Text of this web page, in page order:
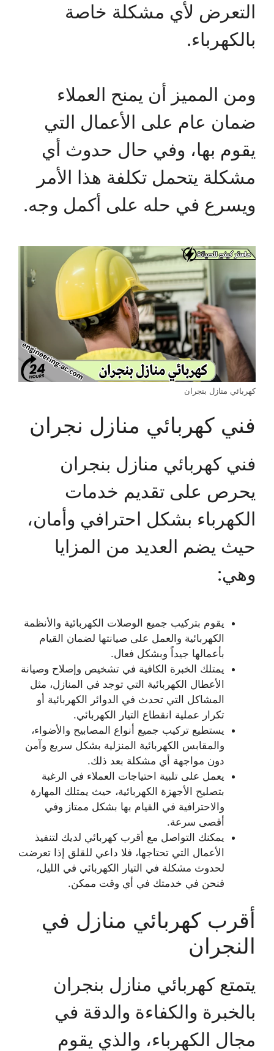
التعرض لأي مشكلة خاصة
بالكهرباء.
ومن المميز أن يمنح العملاء
ضمان عام على الأعمال التي
يقوم بها، وفي حال حدوث أي
مشكلة يتحمل تكلفة هذا الأمر
ويسرع في حله على أكمل وجه.
كهربائي منازل بنجران
فني كهربائي منازل نجران
فني كهربائي منازل بنجران
يحرص على تقديم خدمات
الكهرباء بشكل احترافي وأمان،
حيث يضم العديد من المزايا
وهي:
يقوم بتركيب جميع الوصلات الكهربائية والأنظمة
الكهربائية والعمل على صيانتها لضمان القيام
بأعمالها جيداً وبشكل فعال.
يمتلك الخبرة الكافية في تشخيص وإصلاح وصيانة
الأعطال الكهربائية التي توجد في المنازل، مثل
المشاكل التي تحدث في الدوائر الكهربائية أو
تكرار عملية انقطاع التيار الكهربائي.
يستطيع تركيب جميع أنواع المصابيح والأضواء،
والمقابس الكهربائية المنزلية بشكل سريع وآمن
دون مواجهة أي مشكلة بعد ذلك.
يعمل على تلبية احتياجات العملاء في الرغبة
بتصليح الأجهزة الكهربائية، حيث يمتلك المهارة
والاحترافية في القيام بها بشكل ممتاز وفي
أقصى سرعة.
يمكنك التواصل مع أقرب كهربائي لديك لتنفيذ
الأعمال التي تحتاجها، فلا داعي للقلق إذا تعرضت
لحدوث مشكلة في التيار الكهربائي في الليل،
فنحن في خدمتك في أي وقت ممكن.
أقرب كهربائي منازل في
النجران
يتمتع كهربائي منازل بنجران
بالخبرة والكفاءة والدقة في
مجال الكهرباء، والذي يقوم